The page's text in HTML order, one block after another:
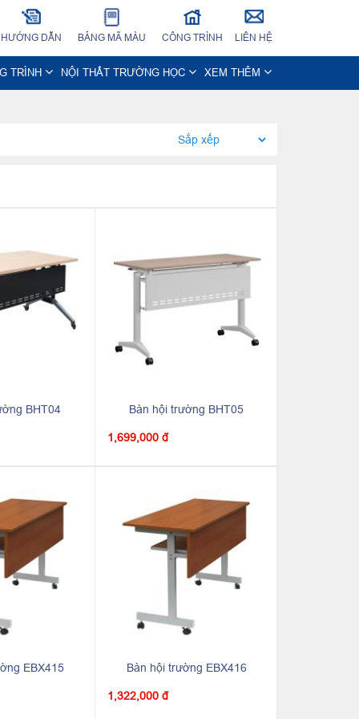
HƯỚNG DẪN BẢNG MÃ MÀU CÔNG TRÌNH LIÊN HỆ
TRÌNH NỘI THẤT TRƯỜNG HỌC XEM THÊM
BHT04 Bàn hội trường BHT05
1,699,000 đ
EBX415 Bàn hội trường EBX416
1,322,000 đ